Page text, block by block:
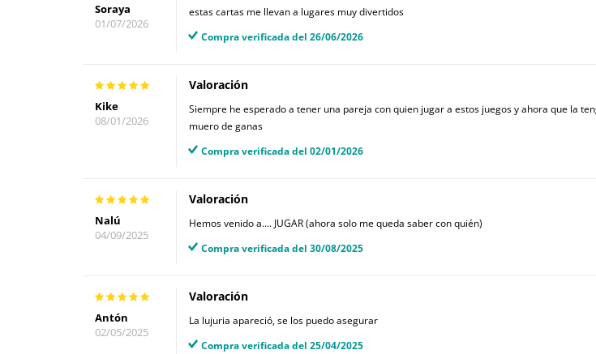
Soraya
01/07/2026
estas cartas me llevan a lugares muy divertidos
Compra verificada del 26/06/2026
Kike
08/01/2026
Valoración
Siempre he esperado a tener una pareja con quien jugar a estos juegos y ahora que la
muero de ganas
Compra verificada del 02/01/2026
Nalú
04/09/2025
Valoración
Hemos venido a.... JUGAR (ahora solo me queda saber con quién)
Compra verificada del 30/08/2025
Antón
02/05/2025
Valoración
La lujuria apareció, se los puedo asegurar
Compra verificada del 25/04/2025